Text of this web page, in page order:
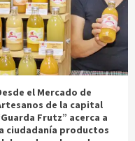
el Mercado de
de la capital
Frutz” acerca a
ciudadanía productos